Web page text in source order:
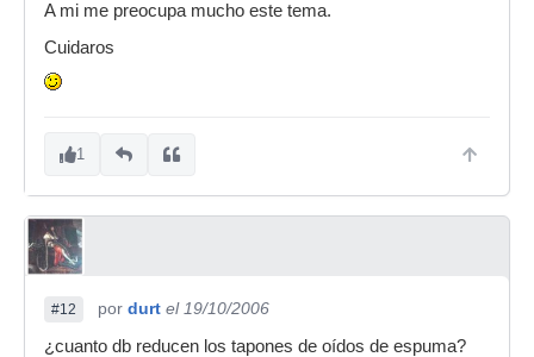
A mi me preocupa mucho este tema.
Cuidaros
1
#12 por durt el 19/10/2006
¿cuanto db reducen los tapones de oídos de espuma?